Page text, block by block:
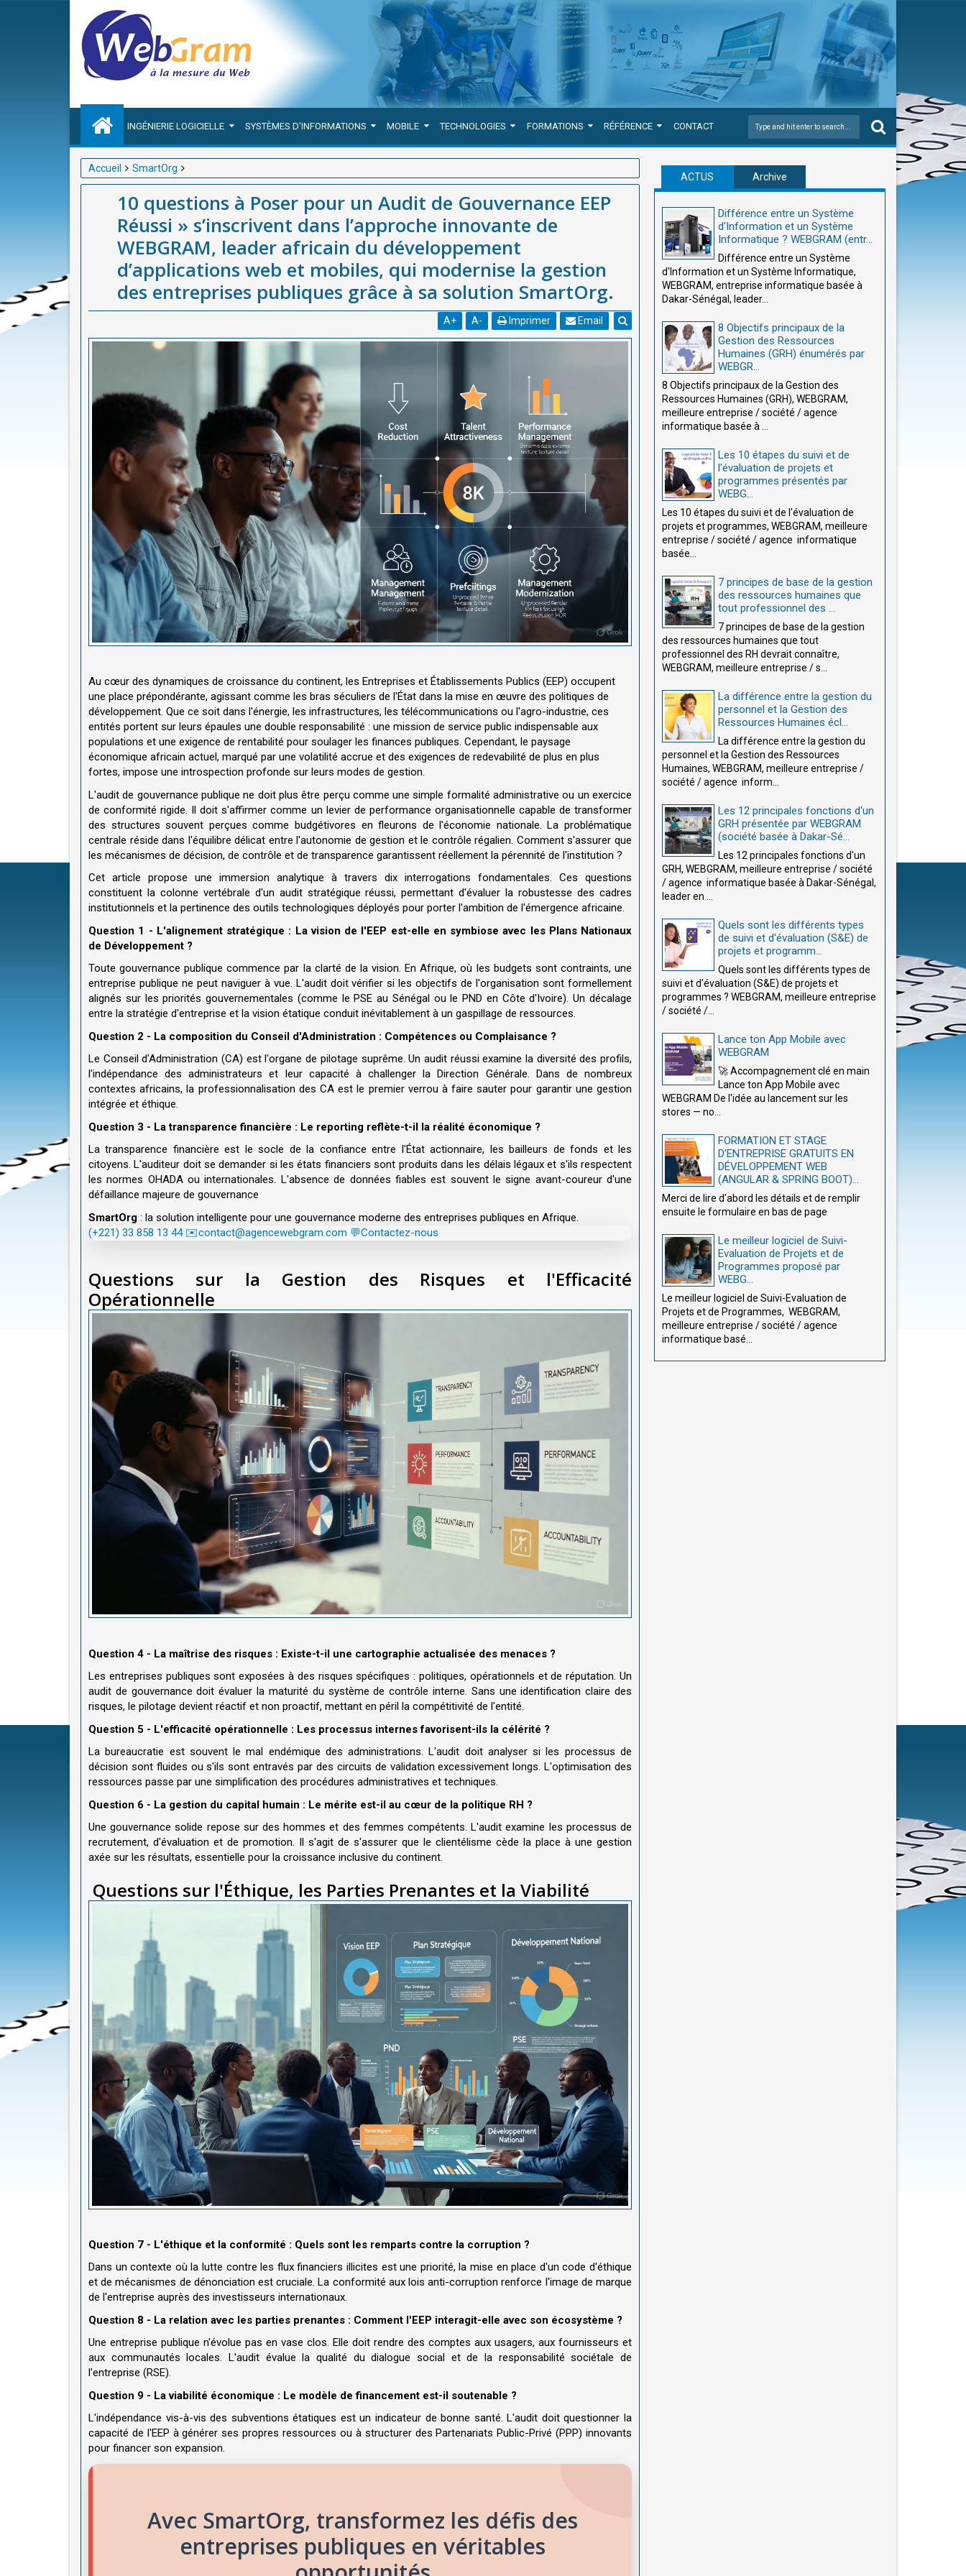
INGÉNIERIE LOGICIELLE SYSTÈMES D'INFORMATIONS MOBILE TECHNOLOGIES FORMATIONS RÉFÉRENCE CONTACT
Accueil
SmartOrg
10 questions à Poser pour un Audit de Gouvernance EEP Réussi » s’inscrivent dans l’approche innovante de WEBGRAM,
leader africain du développement d’applications web et mobiles, qui modernise la gestion des entreprises publiques
grâce à sa solution SmartOrg.
10 questions à Poser pour un Audit de Gouvernance EEP
Réussi » s’inscrivent dans l’approche innovante de
WEBGRAM, leader africain du développement
d’applications web et mobiles, qui modernise la gestion
des entreprises publiques grâce à sa solution SmartOrg.
A+ A- Imprimer Email
Au cœur des dynamiques de croissance du continent, les Entreprises et Établissements Publics (EEP) occupent
une place prépondérante, agissant comme les bras séculiers de l'État dans la mise en œuvre des politiques de
développement. Que ce soit dans l'énergie, les infrastructures, les télécommunications ou l'agro-industrie, ces
entités portent sur leurs épaules une double responsabilité : une mission de service public indispensable aux
populations et une exigence de rentabilité pour soulager les finances publiques. Cependant, le paysage
économique africain actuel, marqué par une volatilité accrue et des exigences de redevabilité de plus en plus
fortes, impose une introspection profonde sur leurs modes de gestion.
L'audit de gouvernance publique ne doit plus être perçu comme une simple formalité administrative ou un exercice
de conformité rigide. Il doit s'affirmer comme un levier de performance organisationnelle capable de transformer
des structures souvent perçues comme budgétivores en fleurons de l'économie nationale. La problématique
centrale réside dans l'équilibre délicat entre l'autonomie de gestion et le contrôle régalien. Comment s'assurer que
les mécanismes de décision, de contrôle et de transparence garantissent réellement la pérennité de l'institution ?
Cet article propose une immersion analytique à travers dix interrogations fondamentales. Ces questions
constituent la colonne vertébrale d'un audit stratégique réussi, permettant d'évaluer la robustesse des cadres
institutionnels et la pertinence des outils technologiques déployés pour porter l'ambition de l'émergence africaine.
Question 1 - L'alignement stratégique : La vision de l'EEP est-elle en symbiose avec les Plans Nationaux
de Développement ?
Toute gouvernance publique commence par la clarté de la vision. En Afrique, où les budgets sont contraints, une
entreprise publique ne peut naviguer à vue. L'audit doit vérifier si les objectifs de l'organisation sont formellement
alignés sur les priorités gouvernementales (comme le PSE au Sénégal ou le PND en Côte d'Ivoire). Un décalage
entre la stratégie d'entreprise et la vision étatique conduit inévitablement à un gaspillage de ressources.
Question 2 - La composition du Conseil d'Administration : Compétences ou Complaisance ?
Le Conseil d'Administration (CA) est l'organe de pilotage suprême. Un audit réussi examine la diversité des profils,
l'indépendance des administrateurs et leur capacité à challenger la Direction Générale. Dans de nombreux
contextes africains, la professionnalisation des CA est le premier verrou à faire sauter pour garantir une gestion
intégrée et éthique.
Question 3 - La transparence financière : Le reporting reflète-t-il la réalité économique ?
La transparence financière est le socle de la confiance entre l'État actionnaire, les bailleurs de fonds et les
citoyens. L'auditeur doit se demander si les états financiers sont produits dans les délais légaux et s'ils respectent
les normes OHADA ou internationales. L'absence de données fiables est souvent le signe avant-coureur d'une
défaillance majeure de gouvernance
SmartOrg : la solution intelligente pour une gouvernance moderne des entreprises publiques en Afrique.
(+221) 33 858 13 44 ✉️contact@agencewebgram.com 💬Contactez-nous
Questions sur la Gestion des Risques et l'Efficacité
Opérationnelle
Question 4 - La maîtrise des risques : Existe-t-il une cartographie actualisée des menaces ?
Les entreprises publiques sont exposées à des risques spécifiques : politiques, opérationnels et de réputation. Un
audit de gouvernance doit évaluer la maturité du système de contrôle interne. Sans une identification claire des
risques, le pilotage devient réactif et non proactif, mettant en péril la compétitivité de l'entité.
Question 5 - L'efficacité opérationnelle : Les processus internes favorisent-ils la célérité ?
La bureaucratie est souvent le mal endémique des administrations. L'audit doit analyser si les processus de
décision sont fluides ou s'ils sont entravés par des circuits de validation excessivement longs. L'optimisation des
ressources passe par une simplification des procédures administratives et techniques.
Question 6 - La gestion du capital humain : Le mérite est-il au cœur de la politique RH ?
Une gouvernance solide repose sur des hommes et des femmes compétents. L'audit examine les processus de
recrutement, d'évaluation et de promotion. Il s'agit de s'assurer que le clientélisme cède la place à une gestion
axée sur les résultats, essentielle pour la croissance inclusive du continent.
Questions sur l'Éthique, les Parties Prenantes et la Viabilité
Question 7 - L'éthique et la conformité : Quels sont les remparts contre la corruption ?
Dans un contexte où la lutte contre les flux financiers illicites est une priorité, la mise en place d'un code d'éthique
et de mécanismes de dénonciation est cruciale. La conformité aux lois anti-corruption renforce l'image de marque
de l'entreprise auprès des investisseurs internationaux.
Question 8 - La relation avec les parties prenantes : Comment l'EEP interagit-elle avec son écosystème ?
Une entreprise publique n'évolue pas en vase clos. Elle doit rendre des comptes aux usagers, aux fournisseurs et
aux communautés locales. L'audit évalue la qualité du dialogue social et de la responsabilité sociétale de
l'entreprise (RSE).
Question 9 - La viabilité économique : Le modèle de financement est-il soutenable ?
L'indépendance vis-à-vis des subventions étatiques est un indicateur de bonne santé. L'audit doit questionner la
capacité de l'EEP à générer ses propres ressources ou à structurer des Partenariats Public-Privé (PPP) innovants
pour financer son expansion.
Avec SmartOrg, transformez les défis des
entreprises publiques en véritables
ACTUS Archive
Différence entre un Système
d'Information et un Système
Informatique ? WEBGRAM (entr...
Différence entre un Système
d'Information et un Système Informatique,
WEBGRAM, entreprise informatique basée à
Dakar-Sénégal, leader...
8 Objectifs principaux de la
Gestion des Ressources
Humaines (GRH) énumérés par
WEBGR...
8 Objectifs principaux de la Gestion des
Ressources Humaines (GRH), WEBGRAM,
meilleure entreprise / société / agence
informatique basée à ...
Les 10 étapes du suivi et de
l'évaluation de projets et
programmes présentés par
WEBG...
Les 10 étapes du suivi et de l'évaluation de
projets et programmes, WEBGRAM, meilleure
entreprise / société / agence informatique
basée...
7 principes de base de la gestion
des ressources humaines que
tout professionnel des ...
7 principes de base de la gestion
des ressources humaines que tout
professionnel des RH devrait connaître,
WEBGRAM, meilleure entreprise / s...
La différence entre la gestion du
personnel et la Gestion des
Ressources Humaines écl...
La différence entre la gestion du
personnel et la Gestion des Ressources
Humaines, WEBGRAM, meilleure entreprise /
société / agence inform...
Les 12 principales fonctions d'un
GRH présentée par WEBGRAM
(société basée à Dakar-Sé...
Les 12 principales fonctions d'un
GRH, WEBGRAM, meilleure entreprise / société
/ agence informatique basée à Dakar-Sénégal,
leader en ...
Quels sont les différents types
de suivi et d'évaluation (S&E) de
projets et programm...
Quels sont les différents types de
suivi et d'évaluation (S&E) de projets et
programmes ? WEBGRAM, meilleure entreprise
/ société /...
Lance ton App Mobile avec
WEBGRAM
🚀 Accompagnement clé en main
Lance ton App Mobile avec
WEBGRAM De l'idée au lancement sur les
stores — no...
FORMATION ET STAGE
D’ENTREPRISE GRATUITS EN
DÉVELOPPEMENT WEB
(ANGULAR & SPRING BOOT)...
Merci de lire d'abord les détails et de remplir
ensuite le formulaire en bas de page
Le meilleur logiciel de Suivi-
Evaluation de Projets et de
Programmes proposé par
WEBG...
Le meilleur logiciel de Suivi-Evaluation de
Projets et de Programmes, WEBGRAM,
meilleure entreprise / société / agence
informatique basé...